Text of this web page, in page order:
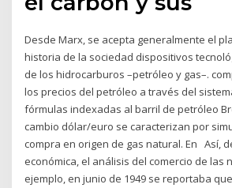
Desde Marx, se acepta generalmente el
historia de la sociedad dispositivos
de los hidrocarburos –petróleo y gas–.
los precios del petróleo a través del
fórmulas indexadas al barril de petróleo
cambio dólar/euro se caracterizan por
compra en origen de gas natural. En Así,
económica, el análisis del comercio de las
ejemplo, en junio de 1949 se reportaba